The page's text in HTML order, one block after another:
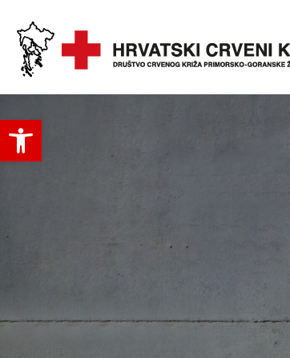
Open toolbar